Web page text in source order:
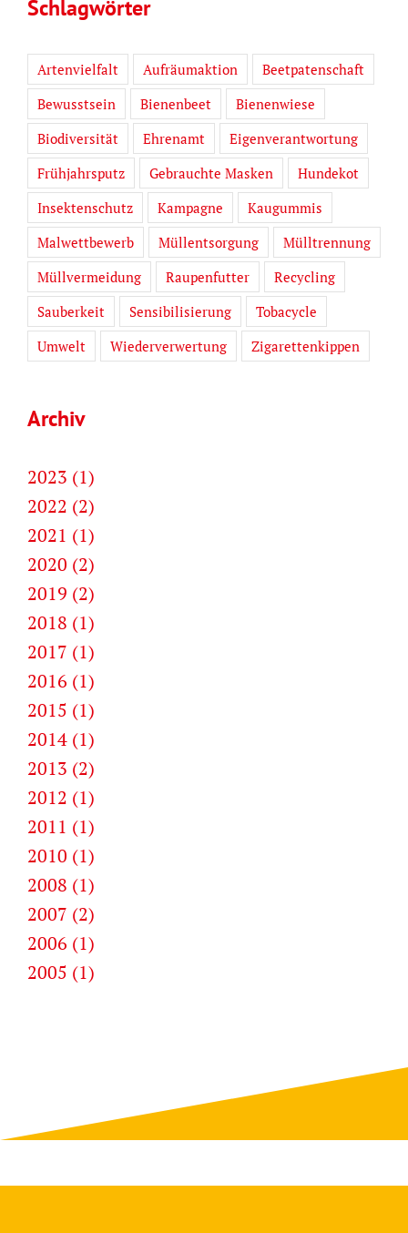
Schlagwörter
Artenvielfalt Aufräumaktion
Beetpatenschaft
Bewusstsein
Bienenbeet
Bienenwiese
Biodiversität
Ehrenamt
Eigenverantwortung
Frühjahrsputz
Gebrauchte Masken
Hundekot
Insektenschutz
Kampagne
Kaugummis
Malwettbewerb
Müllentsorgung
Mülltrennung
Müllvermeidung
Raupenfutter
Recycling
Sauberkeit
Sensibilisierung
Tobacycle
Umwelt
Wiederverwertung Zigarettenkippen
Archiv
2023 (1)
2022 (2)
2021 (1)
2020 (2)
2019 (2)
2018 (1)
2017 (1)
2016 (1)
2015 (1)
2014 (1)
2013 (2)
2012 (1)
2011 (1)
2010 (1)
2008 (1)
2007 (2)
2006 (1)
2005 (1)